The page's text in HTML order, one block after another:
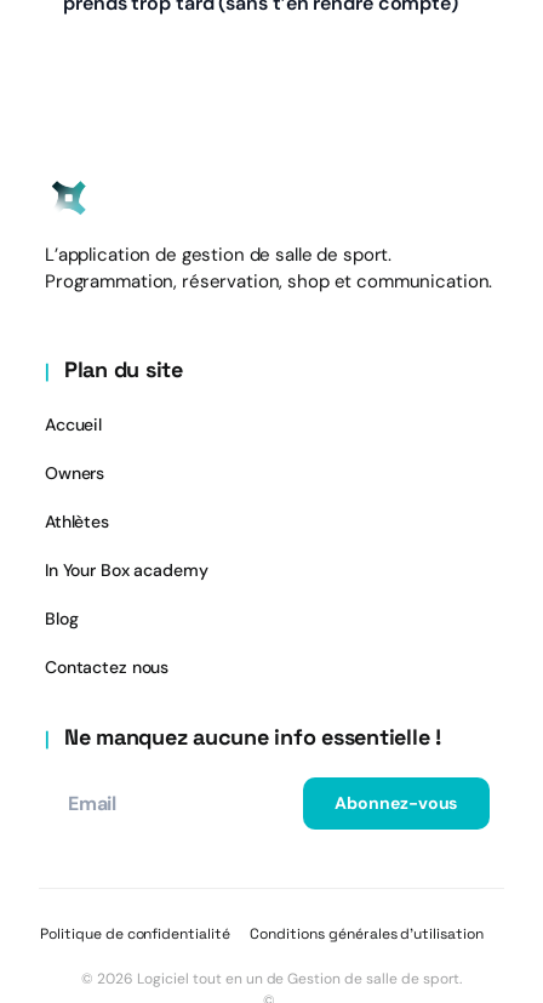
L’application de gestion de salle de sport.
Programmation, réservation, shop et communication.
Plan du site
Accueil
Owners
Athlètes
In Your Box academy
Blog
Contactez nous
Ne manquez aucune info essentielle !
© 2026 Logiciel tout en un de Gestion de salle de sport.
Politique de confidentialité Conditions générales d’utilisation